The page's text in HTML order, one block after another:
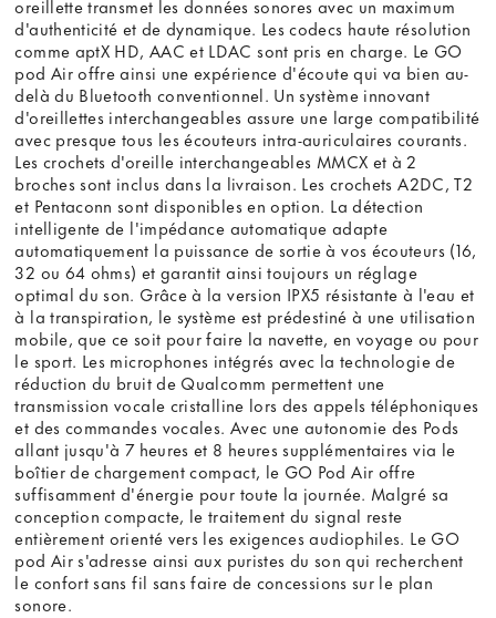
oreillette transmet les données sonores avec un maximum
d'authenticité et de dynamique. Les codecs haute résolution
comme aptX HD, AAC et LDAC sont pris en charge. Le GO
pod Air offre ainsi une expérience d'écoute qui va bien au-
delà du Bluetooth conventionnel. Un système innovant
d'oreillettes interchangeables assure une large compatibilité
avec presque tous les écouteurs intra-auriculaires courants.
Les crochets d'oreille interchangeables MMCX et à 2
broches sont inclus dans la livraison. Les crochets A2DC, T2
et Pentaconn sont disponibles en option. La détection
intelligente de l'impédance automatique adapte
automatiquement la puissance de sortie à vos écouteurs (16,
32 ou 64 ohms) et garantit ainsi toujours un réglage
optimal du son. Grâce à la version IPX5 résistante à l'eau et
à la transpiration, le système est prédestiné à une utilisation
mobile, que ce soit pour faire la navette, en voyage ou pour
le sport. Les microphones intégrés avec la technologie de
réduction du bruit de Qualcomm permettent une
transmission vocale cristalline lors des appels téléphoniques
et des commandes vocales. Avec une autonomie des Pods
allant jusqu'à 7 heures et 8 heures supplémentaires via le
boîtier de chargement compact, le GO Pod Air offre
suffisamment d'énergie pour toute la journée. Malgré sa
conception compacte, le traitement du signal reste
entièrement orienté vers les exigences audiophiles. Le GO
pod Air s'adresse ainsi aux puristes du son qui recherchent
le confort sans fil sans faire de concessions sur le plan
sonore.